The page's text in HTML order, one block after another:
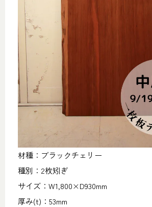
材種：ブラックチェリー
種別：2枚矧ぎ
サイズ：W1,800×D930mm
厚み(t)：53mm